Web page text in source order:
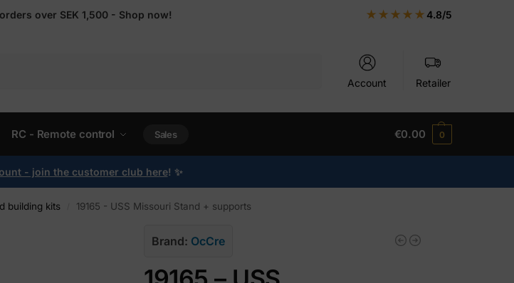
over SEK 1,500 - Shop now! ★★★★★ 4.8/5
Account Retailer
RC - Remote control Sales €0.00 0
- join the customer club here! ✨
building kits 19165 - USS Missouri Stand + supports
Brand: OcCre